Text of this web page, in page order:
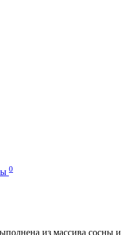
0
из массива сосны и